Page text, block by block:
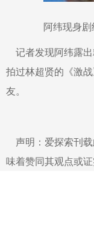
阿纬现身
记者发现阿纬露
拍过林超贤的《激
友。
声明：爱探索刊
味着赞同其观点或